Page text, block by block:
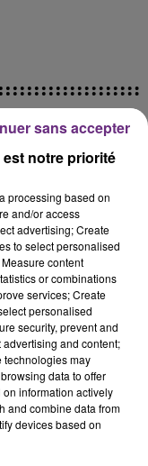
CHOOZ
centrale
Une situation
qui est toujours
notre priorité
processing based on
and/or access
advertising; Create
to select personalised
content
or combinations
services; Create
personalised
security, prevent and
and content;
technologies may
data to offer
information actively
and combine data from
devices based on
sans accepter